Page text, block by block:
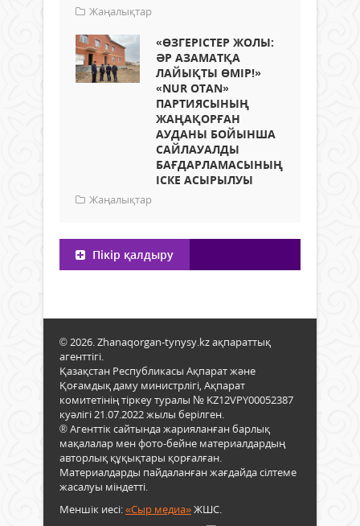
Жаңалықтар
«ӨЗГЕРІСТЕР ЖОЛЫ:
ӘР АЗАМАТҚА
ЛАЙЫҚТЫ ӨМІР!»
«NUR OTAN»
ПАРТИЯСЫНЫҢ
ЖАҢАҚОРҒАН
АУДАНЫ БОЙЫНША
САЙЛАУАЛДЫ
БАҒДАРЛАМАСЫНЫҢ
ІСКЕ АСЫРЫЛУЫ
Жаңалықтар
Пікір қалдыру
© 2026. Zhanaqorgan-tynysy.kz ақпараттық
агенттігі.
Қазақстан Республикасы Ақпарат және
Қоғамдық даму министрлігі, Ақпарат
комитетінің тіркеу туралы № KZ12VPY00052387
куәлігі 21.07.2022 жылы берілген.
® Агенттік сайтында жарияланған барлық
мақалалар мен фото-бейне материалдардың
авторлық құқықтары қорғалған.
Материалдарды пайдаланған жағдайда сілтеме
жасалуы міндетті.
Меншік иесі:«Сыр медиа»ЖШС.